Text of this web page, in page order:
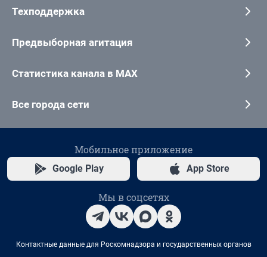
Техподдержка
Предвыборная агитация
Статистика канала в MAX
Все города сети
Мобильное приложение
Google Play App Store
Мы в соцсетях
Контактные данные для Роскомнадзора и государственных органов